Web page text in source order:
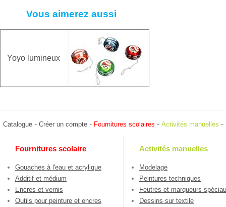
Vous aimerez aussi
Yoyo lumineux
Catalogue - Créer un compte - Fournitures scolaires - Activités manuelles -
Fournitures scolaire
Gouaches à l'eau et acrylique
Additif et médium
Encres et vernis
Outils pour peinture et encres
Activités manuelles
Modelage
Peintures techniques
Feutres et marqueurs
Dessins sur textile